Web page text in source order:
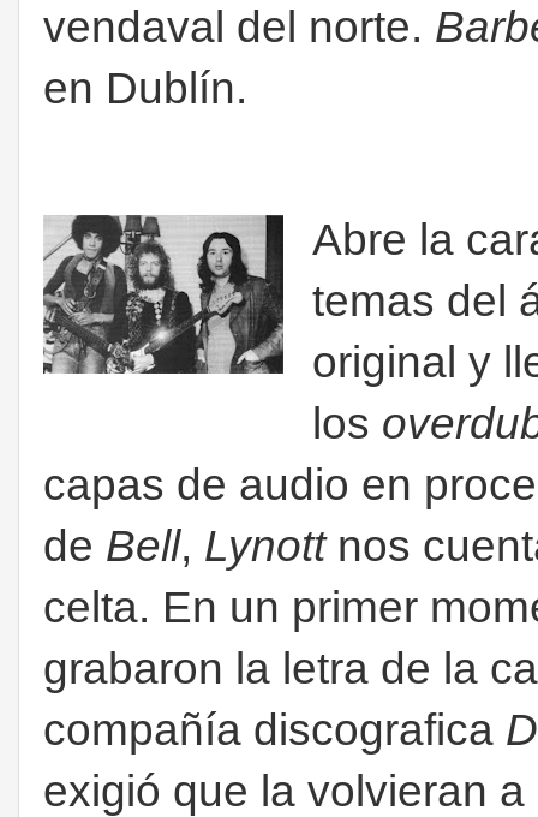
vendaval del norte.
en Dublín.
Abre la
temas del
original y
los
capas de audio en
de Bell, Lynottnos
celta. En un primer
grabaron la letra de la
compañía discografica
exigió que la volvieran